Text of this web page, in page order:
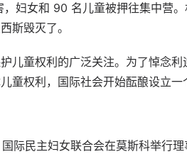
妇女和 90 名儿童被押往集中营
斯毁灭了。
儿童权利的广泛关注。为了悼念
童权利，国际社会开始酝酿设立一
际民主妇女联合会在莫斯科举行